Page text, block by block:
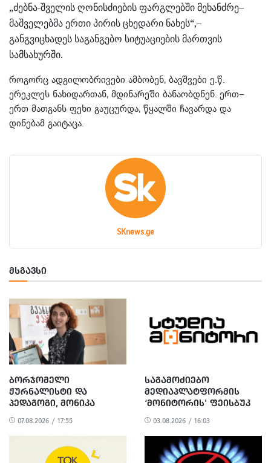
„ძებნა-შველის ღონისძიების ფარგლებში მეხანძრე–
მაშველებმა ერთი პირის ცხედარი ნახეს“,–
განგვიცხადეს საგანგებო სიტუაციების მართვის
სამსახურში.
როგორც ადგილობრივები ამბობენ, ბავშვები ე.წ.
ერეკლეს ნახიდართან, მდინარეში ბანაობდნენ. ერთ–
ერთ მათგანს ფეხი გაუცურდა, წყალში ჩავარდა და
დინებამ გაიტაცა.
SKnews.ge
ᲛᲡᲒᲐᲕᲡᲘ
ᲑᲝᲠᲯᲝᲛᲔᲚᲘ
ᲟᲣᲠᲜᲐᲚᲘᲡᲢᲘ ᲓᲐ
ᲞᲔᲓᲐᲒᲝᲒᲘ, ᲛᲝᲜᲘᲙᲐ
ᲭᲐᲜᲢᲣᲠᲘᲐ
ᲒᲐᲠᲓᲐᲘᲪᲕᲐᲚᲐ
07.08.2026 / 17:55
ᲡᲐᲒᲐᲛᲝᲫᲘᲔᲑᲝ
ᲛᲔᲓᲘᲐᲞᲚᲐᲢᲤᲝᲠᲛᲘᲡ
‘ᲛᲝᲜᲘᲢᲝᲠᲘᲡ’ ᲤᲔᲘᲡᲑᲣᲙ
ᲒᲕᲔᲠᲓᲘ ᲐᲦᲐᲠ ᲘᲫᲔᲑᲜᲔᲑᲐ
03.08.2026 / 16:03